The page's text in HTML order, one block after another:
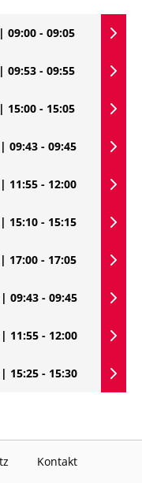
09:00 - 09:05
09:53 - 09:55
15:00 - 15:05
09:43 - 09:45
11:55 - 12:00
15:10 - 15:15
17:00 - 17:05
09:43 - 09:45
11:55 - 12:00
15:25 - 15:30
Kontakt